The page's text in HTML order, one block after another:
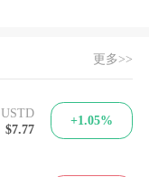
更多>>
USTD
$7.77
+1.05%